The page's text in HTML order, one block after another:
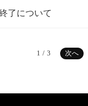
了について
1 / 3 次へ